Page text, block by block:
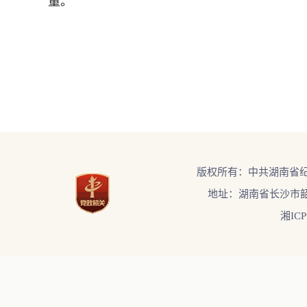
版权所有：中共湖南省
地址：湖南省长沙市
湘